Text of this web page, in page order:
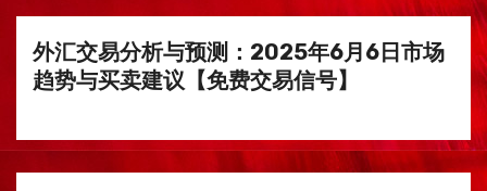
外汇交易分析与预测：2025年6月6日市场
趋势与买卖建议【免费交易信号】